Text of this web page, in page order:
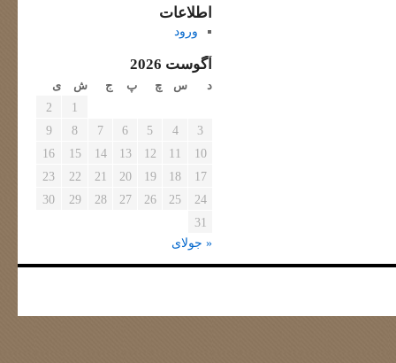
اطلاعات
ورود
آگوست 2026
د س چ پ ج ش ی
1
2
3
4
5
6
7
8
9
10
11
12
13
14
15
16
17
18
19
20
21
22
23
24
25
26
27
28
29
30
31
« جولای